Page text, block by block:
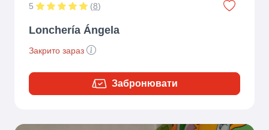
5 (8)
Lonchería Ángela
Закрито зараз
Забронювати